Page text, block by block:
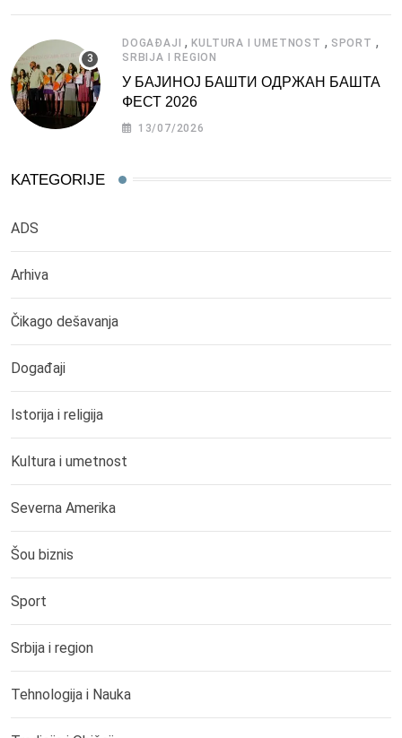
DOGAĐAJI ,KULTURA I UMETNOST , SPORT ,
SRBIJA I REGION
У БАЈИНОЈ БАШТИ ОДРЖАН БАШТА
ФЕСТ 2026
13/07/2026
KATEGORIJE
ADS
Arhiva
Čikago dešavanja
Događaji
Istorija i religija
Kultura i umetnost
Severna Amerika
Šou biznis
Sport
Srbija i region
Tehnologija i Nauka